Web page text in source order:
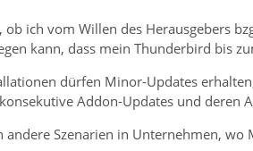
ob ich vom Willen des Herausgebers
kann, dass mein Thunderbird bis
dürfen Minor-Updates
Addon-Updates und deren
andere Szenarien in Unternehmen,